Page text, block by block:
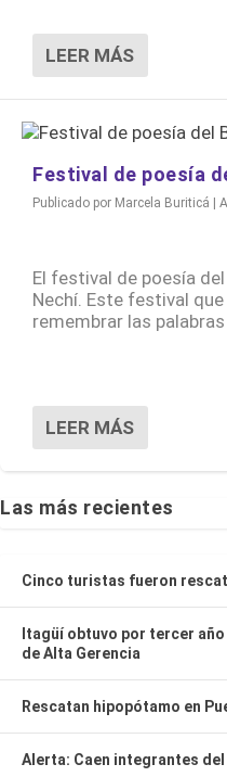
LEER MÁS
Festival de poesía
Publicado por Marcela Buriticá
El festival de poesía
Nechí. Este festival
remembrar las
LEER MÁS
Las más recientes
Cinco turistas fueron
Itagüí obtuvo por tercer
de Alta Gerencia
Rescatan hipopótamo en
Alerta: Caen integrantes